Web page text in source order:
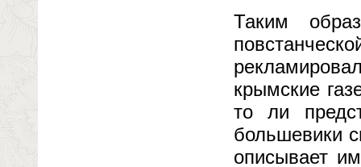
Таким
крымские
то ли
большевики
описывает